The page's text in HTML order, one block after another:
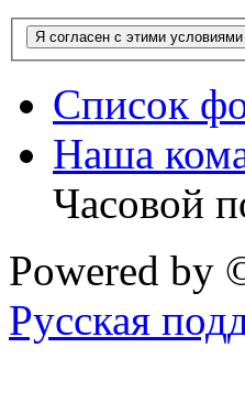
Список
Наша
Часовой
Powered by
Русская